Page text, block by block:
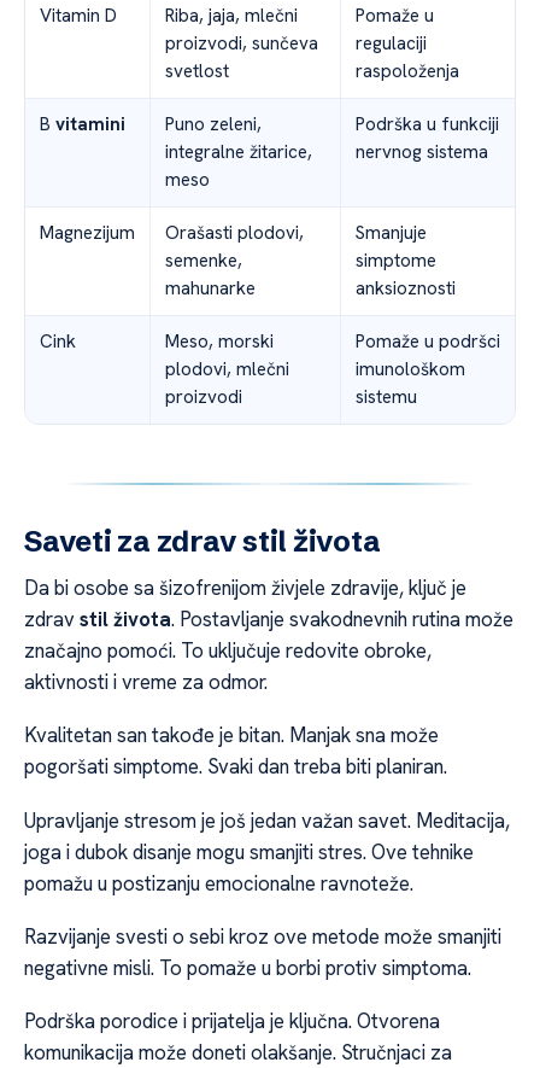
Vitamin D
Riba, jaja, mlečni
proizvodi, sunčeva
svetlost
Pomaže u
regulaciji
raspoloženja
B vitamini
Puno zeleni,
integralne žitarice,
meso
Podrška u funkciji
nervnog sistema
Magnezijum
Orašasti plodovi,
semenke,
mahunarke
Smanjuje
simptome
anksioznosti
Cink
Meso, morski
plodovi, mlečni
proizvodi
Pomaže u podršci
imunološkom
sistemu
Saveti za zdrav stil života
Da bi osobe sa šizofrenijom živjele zdravije, ključ je
zdravstil života. Postavljanje svakodnevnih rutina može
značajno pomoći. To uključuje redovite obroke,
aktivnosti i vreme za odmor.
Kvalitetan san takođe je bitan. Manjak sna može
pogoršati simptome. Svaki dan treba biti planiran.
Upravljanje stresom je još jedan važan savet. Meditacija,
joga i dubok disanje mogu smanjiti stres. Ove tehnike
pomažu u postizanju emocionalne ravnoteže.
Razvijanje svesti o sebi kroz ove metode može smanjiti
negativne misli. To pomaže u borbi protiv simptoma.
Podrška porodice i prijatelja je ključna. Otvorena
komunikacija može doneti olakšanje. Stručnjaci za